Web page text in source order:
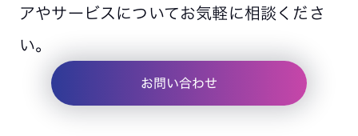
アやサービスについてお気軽に相談くださ
い。
お問い合わせ